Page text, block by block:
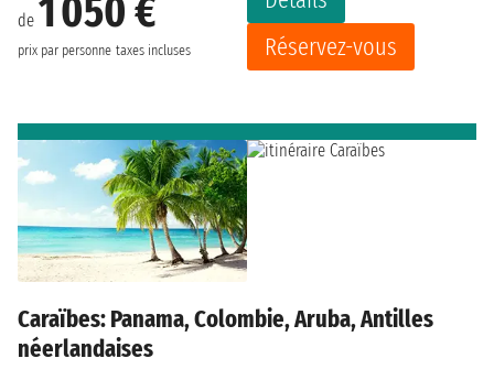
de 1 050 €
prix par personne taxes incluses
Réservez-vous
Caraïbes: Panama, Colombie, Aruba, Antilles
néerlandaises